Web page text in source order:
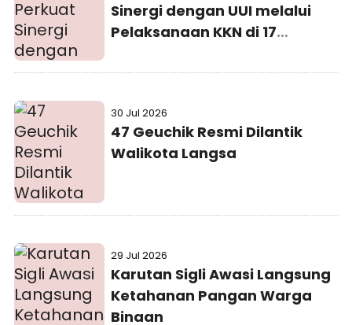
Sinergi dengan UUI melalui
Pelaksanaan KKN di 17
30 Jul 2026
47 Geuchik Resmi Dilantik
Walikota Langsa
29 Jul 2026
Karutan Sigli Awasi Langsung
Ketahanan Pangan Warga
Binaan